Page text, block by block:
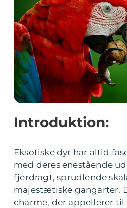
Introduktion:
Eksotiske dyr har altid
med deres enestående
fjerdragt, sprudlende
majestætiske gangarter.
charme, der appellerer til